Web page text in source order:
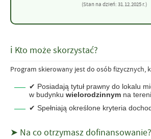
(Stan na dzień: 31.12.2025 r.)
ℹ Kto może skorzystać?
Program skierowany jest do osób fizycznych,
✔ Posiadają tytuł prawny do lokalu
w budynku wielorodzinnym na
✔ Spełniają określone kryteria
➤ Na co otrzymasz dofinansowanie?